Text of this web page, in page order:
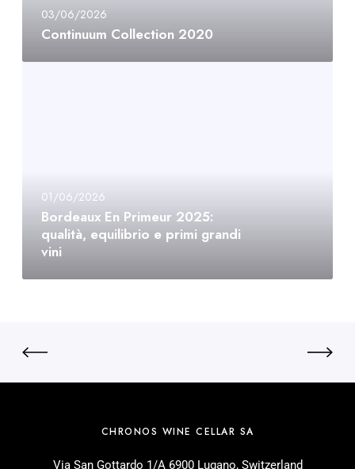
03/06/2026
Continuum Collection 2020
01/06/2026
Bordeaux En Primeur 2025:
qualità, equilibrio e primi grandi
vini
CHRONOS WINE CELLAR SA
Via San Gottardo 1/A 6900 Lugano, Switzerland